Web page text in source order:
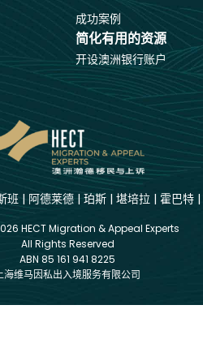
成功案例
简化有用的资源
开设澳洲银行账户
班 | 阿德莱德 | 珀斯 | 堪培拉 | 霍巴特 |
HECT Migration & Appeal Experts
All Rights Reserved
ABN 85 161 941 8225
海维马因私出入境服务有限公司